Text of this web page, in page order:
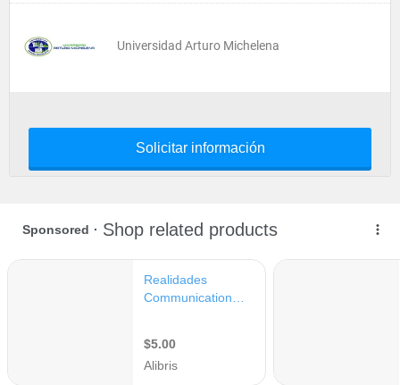
Universidad Arturo Michelena
Solicitar información